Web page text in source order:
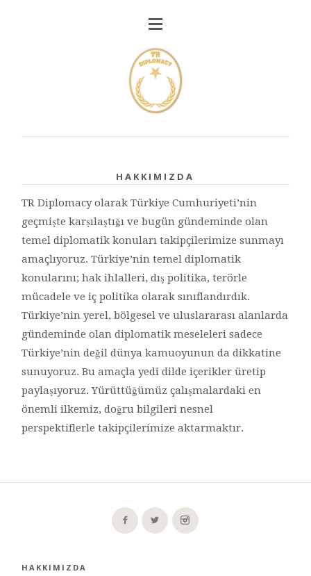
HAKKIMIZDA
TR Diplomacy olarak Türkiye Cumhuriyeti’nin
geçmişte karşılaştığı ve bugün gündeminde olan
temel diplomatik konuları takipçilerimize sunmayı
amaçlıyoruz. Türkiye’nin temel diplomatik
konularını; hak ihlalleri, dış politika, terörle
mücadele ve iç politika olarak sınıflandırdık.
Türkiye’nin yerel, bölgesel ve uluslararası alanlarda
gündeminde olan diplomatik meseleleri sadece
Türkiye’nin değil dünya kamuoyunun da dikkatine
sunuyoruz. Bu amaçla yedi dilde içerikler üretip
paylaşıyoruz. Yürüttüğümüz çalışmalardaki en
önemli ilkemiz, doğru bilgileri nesnel
perspektiflerle takipçilerimize aktarmaktır.
HAKKIMIZDA